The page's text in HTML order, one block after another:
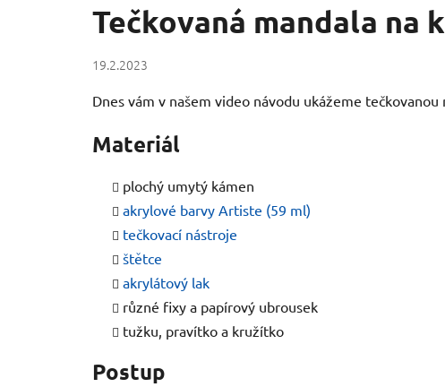
Tečkovaná mandala na
19.2.2023
Dnes vám v našem video návodu ukážeme tečkovanou
Materiál
plochý umytý kámen
akrylové barvy Artiste (59 ml)
tečkovací nástroje
štětce
akrylátový lak
různé fixy a papírový ubrousek
tužku, pravítko a kružítko
Postup